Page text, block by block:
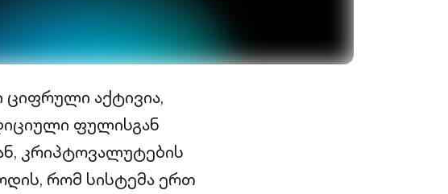
აქტივია,
ფულისგან
კრიპტოვალუტების
რომ სისტემა ერთ